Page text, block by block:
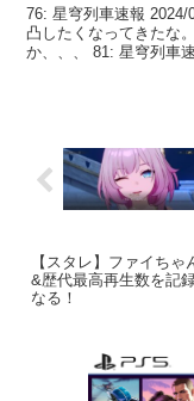
76: 星穹列車速報
凸したくなってきたな
か、、、 81: 星穹列車
【スタレ】ファイち
&歴代最高再生数を記
なる！